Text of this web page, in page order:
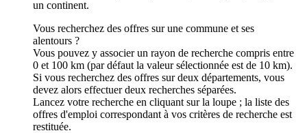
un continent.
Vous recherchez des offres sur une commune et ses
alentours ?
Vous pouvez y associer un rayon de recherche compris entre
0 et 100 km (par défaut la valeur sélectionnée est de 10 km).
Si vous recherchez des offres sur deux départements, vous
devez alors effectuer deux recherches séparées.
Lancez votre recherche en cliquant sur la loupe ; la liste des
offres d'emploi correspondant à vos critères de recherche est
restituée.